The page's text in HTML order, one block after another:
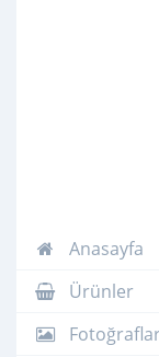
Anasayfa
Ürünler